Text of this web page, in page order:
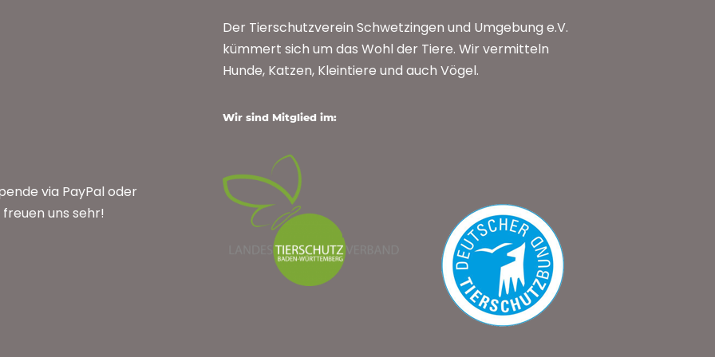
via PayPal oder
uns sehr!
Der Tierschutzverein Schwetzingen und Umgebung e.V.
kümmert sich um das Wohl der Tiere. Wir vermitteln
Hunde, Katzen, Kleintiere und auch Vögel.
Wir sind Mitglied im: